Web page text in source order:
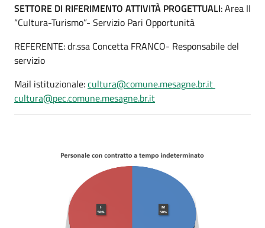
SETTORE DI RIFERIMENTO ATTIVITÀ PROGETTUALI: Area II
“Cultura-Turismo”- Servizio Pari Opportunità
REFERENTE: dr.ssa Concetta FRANCO- Responsabile del
servizio
Mail istituzionale:cultura@comune.mesagne.br.it
cultura@pec.comune.mesagne.br.it